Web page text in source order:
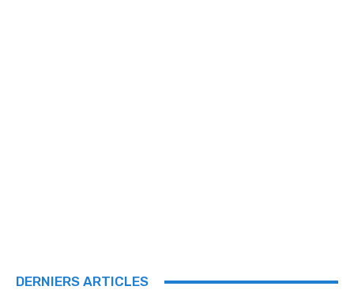
DERNIERS ARTICLES